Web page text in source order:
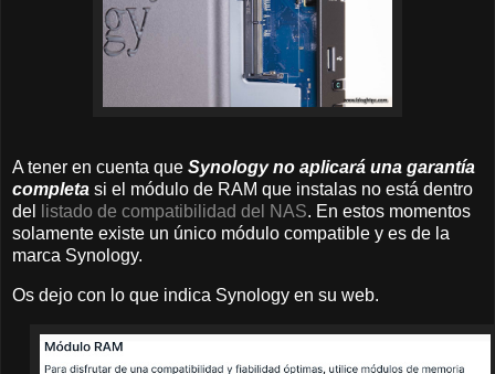
A tener en cuenta que Synology no aplicará una garantía
completa si el módulo de RAM que instalas no está dentro
del
listado de compatibilidad del NAS. En estos momentos
solamente existe un único módulo compatible y es de la
marca Synology.
Os dejo con lo que indica Synology en su web.